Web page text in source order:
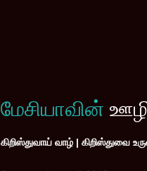
மேசியாவின்
கிறிஸ்துவாய் வாழ் | கிறிஸ்துவை